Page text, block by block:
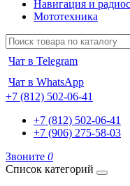
Навигация и
Мототехника
Чат в Telegram
Чат в WhatsApp
+7 (812) 502-06-41
+7 (812) 502-06-41
+7 (906) 275-58-03
Звоните 0
Список категорий